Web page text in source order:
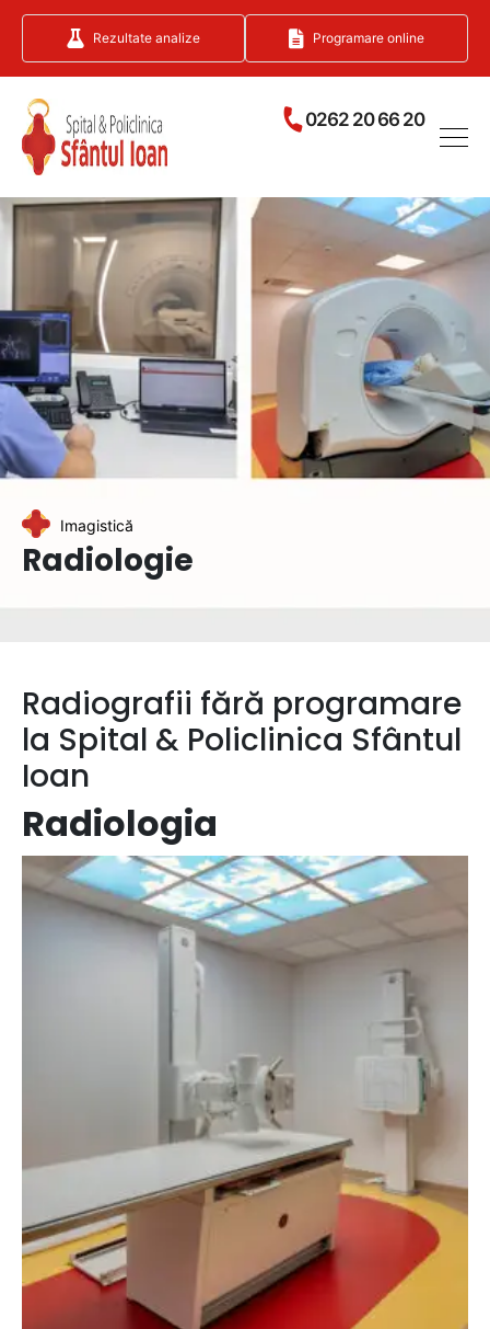
0262 20 66 20
Rezultate analize Programare online
Imagistică
Radiologie
Radiografii fără programare
la Spital & Policlinica Sfântul
Ioan
Radiologia